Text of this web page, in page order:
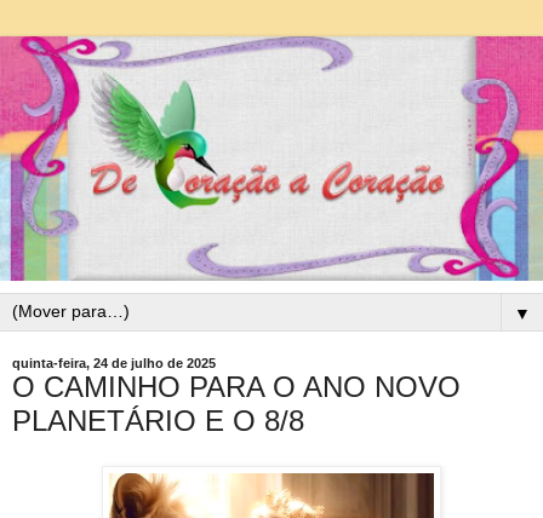
▼
quinta-feira, 24 de julho de 2025
O CAMINHO PARA O ANO NOVO
PLANETÁRIO E O 8/8